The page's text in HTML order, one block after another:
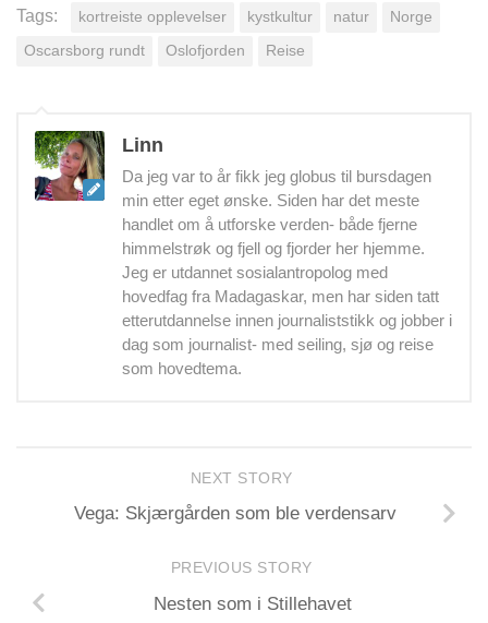
Tags: kortreiste opplevelser kystkultur natur Norge
Oscarsborg rundt Oslofjorden Reise
Linn
Da jeg var to år fikk jeg globus til bursdagen
min etter eget ønske. Siden har det meste
handlet om å utforske verden- både fjerne
himmelstrøk og fjell og fjorder her hjemme.
Jeg er utdannet sosialantropolog med
hovedfag fra Madagaskar, men har siden tatt
etterutdannelse innen journaliststikk og jobber i
dag som journalist- med seiling, sjø og reise
som hovedtema.
NEXT STORY
Vega: Skjærgården som ble verdensarv
PREVIOUS STORY
Nesten som i Stillehavet